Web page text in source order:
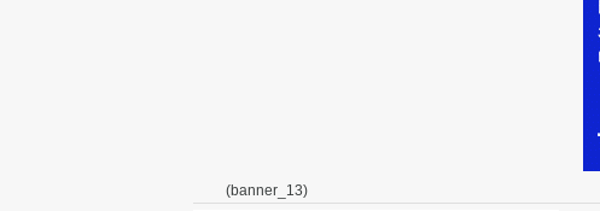
(banner_13)